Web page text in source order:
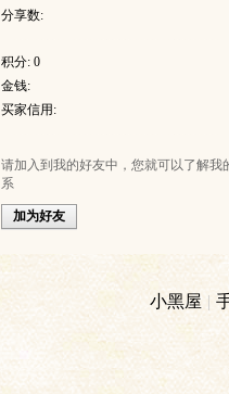
分享数:
积分: 0
金钱:
买家信用:
请加入到我的好友中，您就可以了解
系
加为好友
小黑屋 |